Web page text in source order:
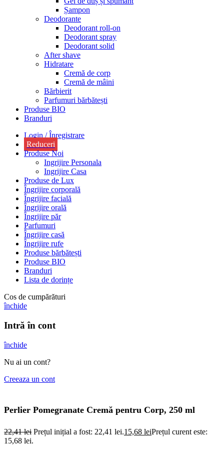
Șampon
Deodorante
Deodorant roll-on
Deodorant spray
Deodorant solid
After shave
Hidratare
Cremă de corp
Cremă de mâini
Bărbierit
Parfumuri bărbătești
Produse BIO
Branduri
Login / Înregistrare
Reduceri
Produse Noi
Ingrijire Personala
Ingrijire Casa
Produse de Lux
Îngrijire corporală
Îngrijire facială
Îngrijire orală
Îngrijire păr
Parfumuri
Îngrijire casă
Îngrijire rufe
Produse bărbătești
Produse BIO
Branduri
Lista de dorințe
Cos de cumpărături
închide
Intră în cont
închide
Nu ai un cont?
Creeaza un cont
Perlier Pomegranate Cremă pentru Corp, 250 ml
22,41lei Prețul inițial a fost: 22,41 lei.15,68 leiPrețul curent este:
15,68 lei.